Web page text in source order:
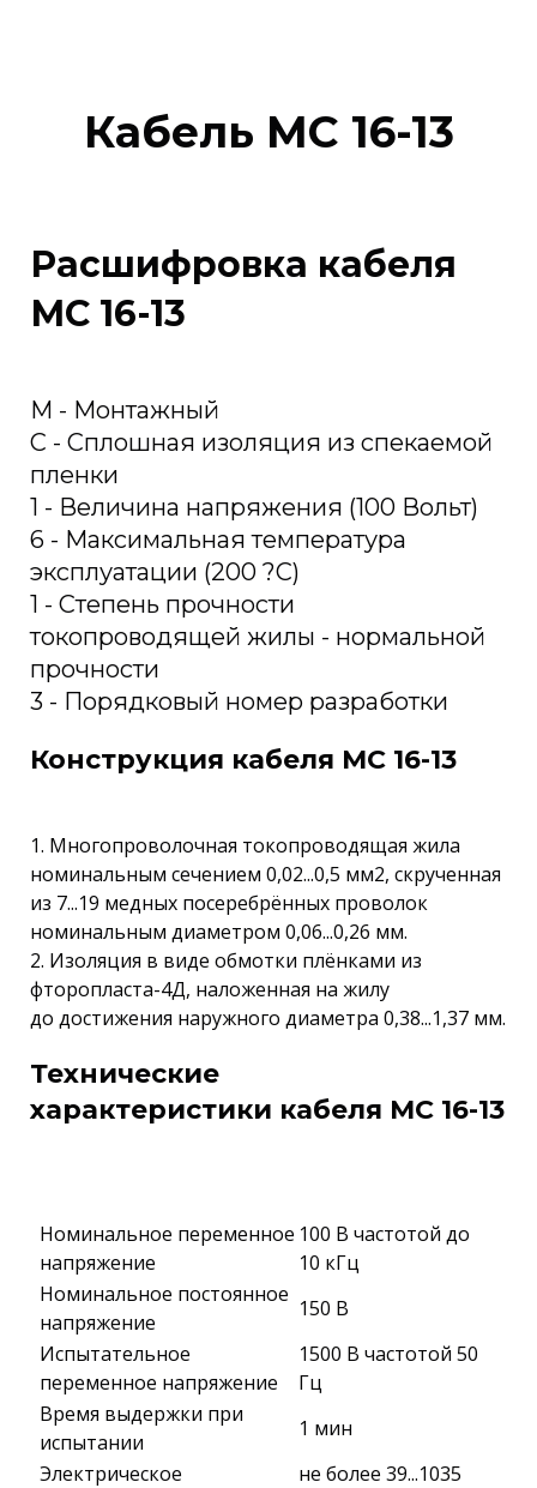
Кабель МС 16-13
Расшифровка кабеля
МС 16-13
М - Монтажный
С - Сплошная изоляция из спекаемой
пленки
1 - Величина напряжения (100 Вольт)
6 - Максимальная температура
эксплуатации (200 ?С)
1 - Степень прочности
токопроводящей жилы - нормальной
прочности
3 - Порядковый номер разработки
Конструкция кабеля МС 16-13
1. Многопроволочная токопроводящая жила
номинальным сечением 0,02...0,5 мм2, скрученная
из 7...19 медных посеребрённых проволок
номинальным диаметром 0,06...0,26 мм.
2. Изоляция в виде обмотки плёнками из
фторопласта-4Д, наложенная на жилу
до достижения наружного диаметра 0,38...1,37 мм.
Технические
характеристики кабеля МС 16-13
Номинальное переменное
напряжение
100 В частотой до
10 кГц
Номинальное постоянное
напряжение
150 В
Испытательное
переменное напряжение
1500 В частотой 50
Гц
Время выдержки при
испытании
1 мин
Электрическое
не более 39...1035